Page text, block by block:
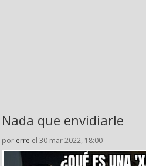
Nada que envidiarle
por erre el 30 mar 2022, 18:00